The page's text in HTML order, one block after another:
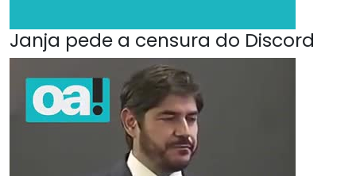
Janja pede a censura do Discord